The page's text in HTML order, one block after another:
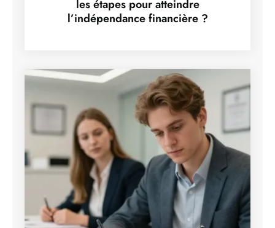
les étapes pour atteindre
l’indépendance financière ?